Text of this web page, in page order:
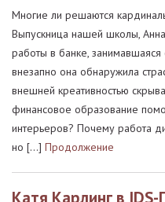
Многие ли решаются
Выпускница нашей школы,
работы в банке,
внезапно она обнаружила
внешней креативностью
финансовое образование
интерьеров? Почему работа
но […] Продолжение